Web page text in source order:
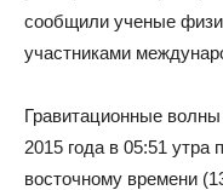
сообщили ученые
участниками
Гравитационные
2015 года в 05:51 утра
восточному времени